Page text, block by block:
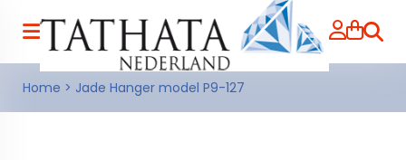
Home > Jade Hanger model P9-127